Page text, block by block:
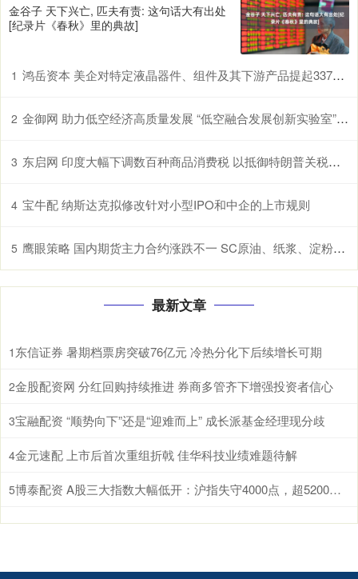
金谷子 天下兴亡, 匹夫有责: 这句话大有出处
[纪录片《春秋》里的典故]
1 鸿岳资本 美企对特定液晶器件、组件及其下游产品提起337调查申请，多家中企为列名被告
2 金御网 助力低空经济高质量发展 “低空融合发展创新实验室”在鄂揭牌
3 东启网 印度大幅下调数百种商品消费税 以抵御特朗普关税冲击
4 宝牛配 纳斯达克拟修改针对小型IPO和中企的上市规则
5 鹰眼策略 国内期货主力合约涨跌不一 SC原油、纸浆、淀粉、原木、棉花涨超1%
最新文章
1 东信证券 暑期档票房突破76亿元 冷热分化下后续增长可期
2金股配资网 分红回购持续推进 券商多管齐下增强投资者信心
3宝融配资 “顺势向下”还是“迎难而上” 成长派基金经理现分歧
4金元速配 上市后首次重组折戟 佳华科技业绩难题待解
5 博泰配资 A股三大指数大幅低开：沪指失守4000点，超5200股飘绿